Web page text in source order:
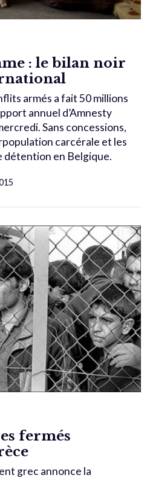
: le bilan noir
armés a fait 50 millions
annuel d’Amnesty
Sans concessions,
carcérale et les
détention en Belgique.
fermés
grec annonce la